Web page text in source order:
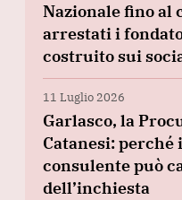
Nazionale fino al
arrestati i
costruito sui
11 Luglio 2026
Garlasco, la
Catanesi: perché
consulente può
dell’inchiesta